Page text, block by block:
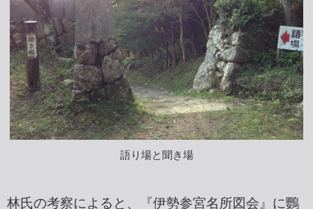
語り場と聞き場
林氏の考察によると、『伊勢参宮名所図会』に鸚